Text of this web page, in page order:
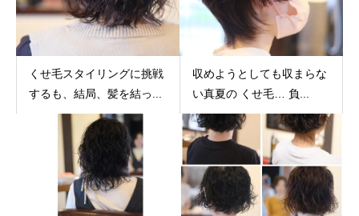
くせ毛スタイリングに挑戦
するも、結局、髪を結っ...
収めようとしても収まらな
い真夏の くせ毛… 負...